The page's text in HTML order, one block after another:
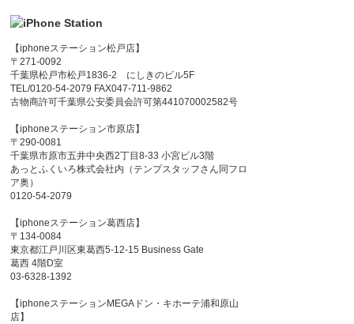
【iphoneステーション松戸店】
〒271-0092
千葉県松戸市松戸1836-2 にしきのビル5F
TEL/0120-54-2079 FAX047-711-9862
古物商許可千葉県公安委員会許可第441070002582号
【iphoneステーション市原店】
〒290-0081
千葉県市原市五井中央西2丁目8-33 小宮ビル3階
あっとふくいろ株式会社内（テンプスタッフさん同フロ
ア奥）
0120-54-2079
【iphoneステーション葛西店】
〒134-0084
東京都江戸川区東葛西5-12-15 Business Gate
葛西 4階D室
03-6328-1392
【iphoneステーションMEGAドン・キホーテ浦和原山
店】